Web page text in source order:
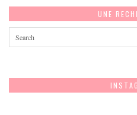
UNE